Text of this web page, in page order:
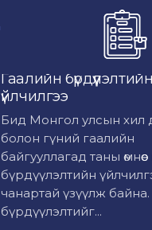
Гаалийн бүрдүүлэлтийн
үйлчилгээ
Бид Монгол улсын хил
болон гүний гаалийн
байгууллагад таны
бүрдүүлэлтийн
чанартай үзүүлж
бүрдүүлэлтийг...